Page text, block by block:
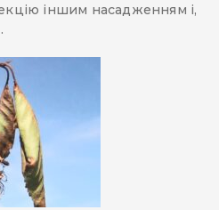
іншим насадженням і,